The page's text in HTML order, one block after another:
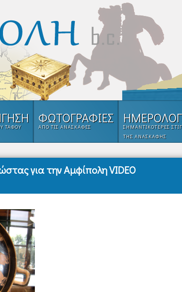
ΤΑΦΟΥ
ΦΩΤΟΓΡΑΦΙΕΣ
ΑΠΌ ΤΙΣ ΑΝΑΣΚΑΦΈΣ
ΣΗΜΑΝΤΙΚΌΤΕΡΕΣ
ΤΗΣ ΑΝΑΣΚΑΦΉΣ
για την Αμφίπολη VIDEO